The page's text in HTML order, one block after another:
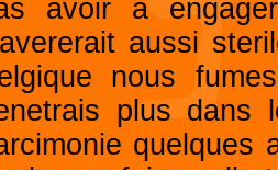
avoir à
aussi
nous
plus dans
quelques